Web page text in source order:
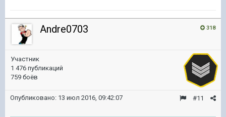
318
Andre0703
Участник
1 476 публикаций
759 боёв
#11
Опубликовано: 13 июл 2016, 09:42:07